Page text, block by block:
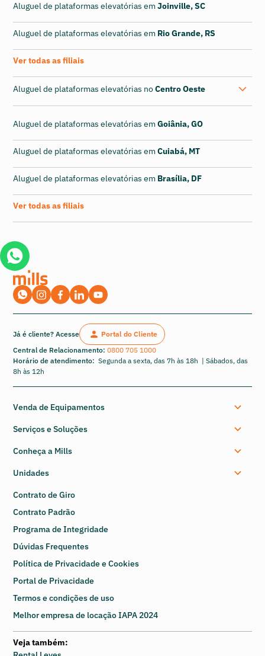
Aluguel de plataformas elevatórias emJoinville, SC
Aluguel de plataformas elevatórias em Rio Grande, RS
Ver todas as filiais
Aluguel de plataformas elevatórias noCentro Oeste
Aluguel de plataformas elevatórias emGoiânia, GO
Aluguel de plataformas elevatórias emCuiabá, MT
Aluguel de plataformas elevatórias em Brasília, DF
Ver todas as filiais
Já é cliente? Acesse
Portal do Cliente
Central de Relacionamento:0800 705 1000
Horário de atendimento:Segunda a sexta, das 7h às 18h | Sábados, das
8h às 12h
Venda de Equipamentos
Serviços e Soluções
Conheça a Mills
Unidades
Contrato de Giro
Contrato Padrão
Programa de Integridade
Dúvidas Frequentes
Política de Privacidade e Cookies
Portal de Privacidade
Termos e condições de uso
Melhor empresa de locação IAPA 2024
Veja também: